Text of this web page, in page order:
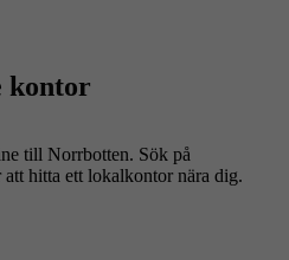
kontor
till Norrbotten. Sök på
hitta ett lokalkontor nära dig.